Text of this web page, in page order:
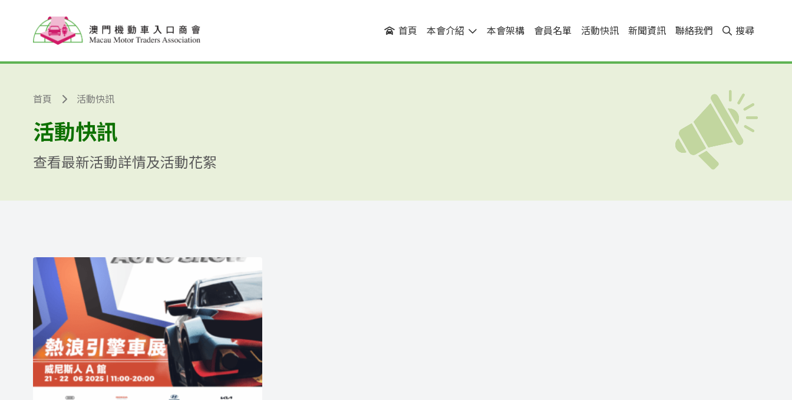
首頁 本會介紹 本會架構 會員名單 活動快訊 新聞資訊 聯絡我們 搜尋
首頁 活動快訊
活動快訊
查看最新活動詳情及活動花絮